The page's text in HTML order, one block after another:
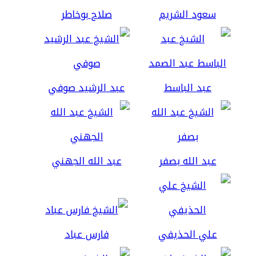
سعود الشريم صلاح بوخاطر
عبد الباسط عبد الرشيد صوفي
عبد الله بصفر عبد الله الجهني
علي الحذيفي فارس عباد